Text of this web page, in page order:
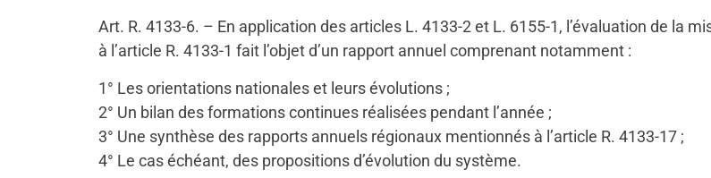
Art. R. 4133-6. – En application des articles L. 4133-2 et L. 6155-1, l’évaluation de la
à l’article R. 4133-1 fait l’objet d’un rapport annuel comprenant notamment :
1° Les orientations nationales et leurs évolutions ;
2° Un bilan des formations continues réalisées pendant l’année ;
3° Une synthèse des rapports annuels régionaux mentionnés à l’article R. 4133-17 ;
4° Le cas échéant, des propositions d’évolution du système.